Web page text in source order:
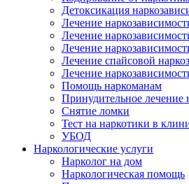
Детоксикация
Лечение
Лечение
Лечение
Лечение спайсовой
Лечение
Помощь наркоманам
Принудительное лечение
Снятие ломки
Тест на наркотики в
УБОД
Наркологические услуги
Нарколог на дом
Наркологическая помощь